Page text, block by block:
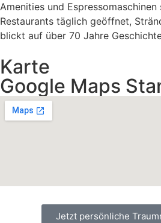
Amenities und Espressomaschinen
Restaurants täglich geöffnet,
blickt auf über 70 Jahre
Karte
Google Maps
Jetzt persönliche